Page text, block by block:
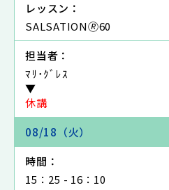
レッスン：
SALSATION🄬60
担当者：
ﾏﾘ･ｸﾞﾚｽ
▼
休講
08/18（火）
時間：
15：25 - 16：10